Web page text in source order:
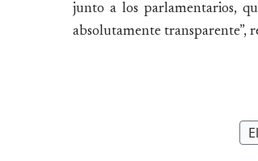
junto a los parlamentarios,
absolutamente transparente”,